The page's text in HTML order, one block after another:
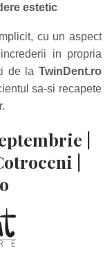
estetic
cu un aspect
in propria
de la TwinDent.ro
sa-si recapete
|
|